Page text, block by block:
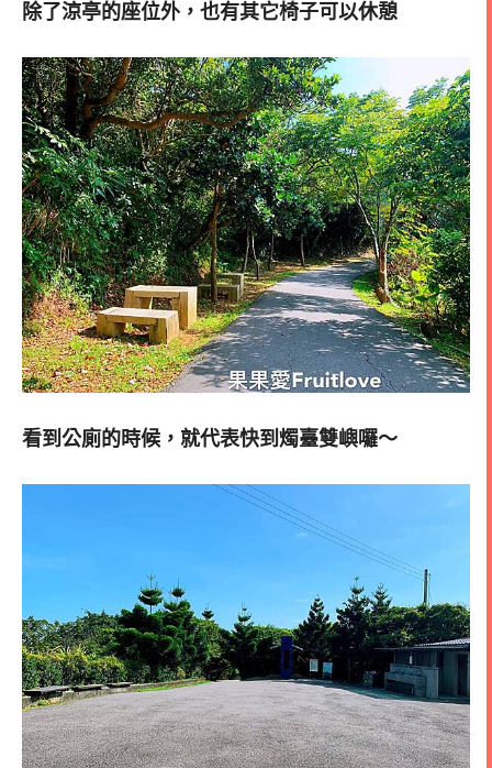
除了涼亭的座位外，也有其它椅子可以休憩
看到公廁的時候，就代表快到燭臺雙嶼囉～